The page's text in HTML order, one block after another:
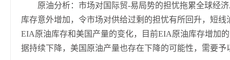
原油分析：市场对国际贸-易局势的担忧拖累全球经济
库存意外增加，令市场对供给过剩的担忧有所回升，短
EIA原油库存和美国产量的变化，目前EIA原油库存增加
据持续下降，美国原油产量也存在下降的可能性，需要予